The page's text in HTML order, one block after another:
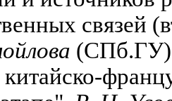
связей
(СПб.ГУ)
китайско-